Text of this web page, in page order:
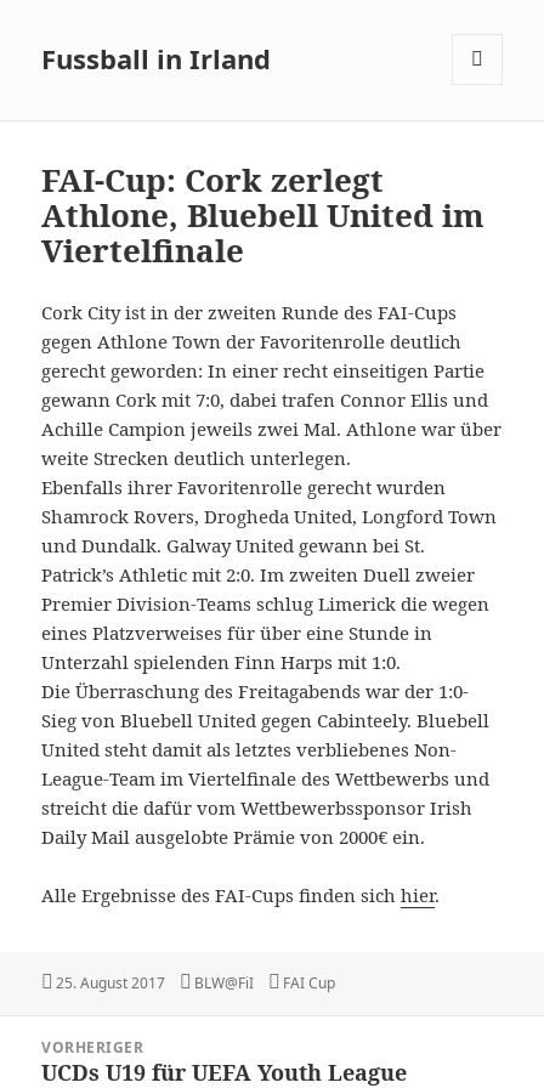
Fussball in Irland
FAI-Cup: Cork zerlegt
Athlone, Bluebell United im
Viertelfinale
Cork City ist in der zweiten Runde des FAI-Cups
gegen Athlone Town der Favoritenrolle deutlich
gerecht geworden: In einer recht einseitigen Partie
gewann Cork mit 7:0, dabei trafen Connor Ellis und
Achille Campion jeweils zwei Mal. Athlone war über
weite Strecken deutlich unterlegen.
Ebenfalls ihrer Favoritenrolle gerecht wurden
Shamrock Rovers, Drogheda United, Longford Town
und Dundalk. Galway United gewann bei St.
Patrick’s Athletic mit 2:0. Im zweiten Duell zweier
Premier Division-Teams schlug Limerick die wegen
eines Platzverweises für über eine Stunde in
Unterzahl spielenden Finn Harps mit 1:0.
Die Überraschung des Freitagabends war der 1:0-
Sieg von Bluebell United gegen Cabinteely. Bluebell
United steht damit als letztes verbliebenes Non-
League-Team im Viertelfinale des Wettbewerbs und
streicht die dafür vom Wettbewerbssponsor Irish
Daily Mail ausgelobte Prämie von 2000€ ein.
Alle Ergebnisse des FAI-Cups finden sichhier.
Veröffentlicht
25. August 2017 Autor
BLW@FiI Kategorien
FAI Cup
VORHERIGER
Vorheriger
UCDs U19 für UEFA Youth League